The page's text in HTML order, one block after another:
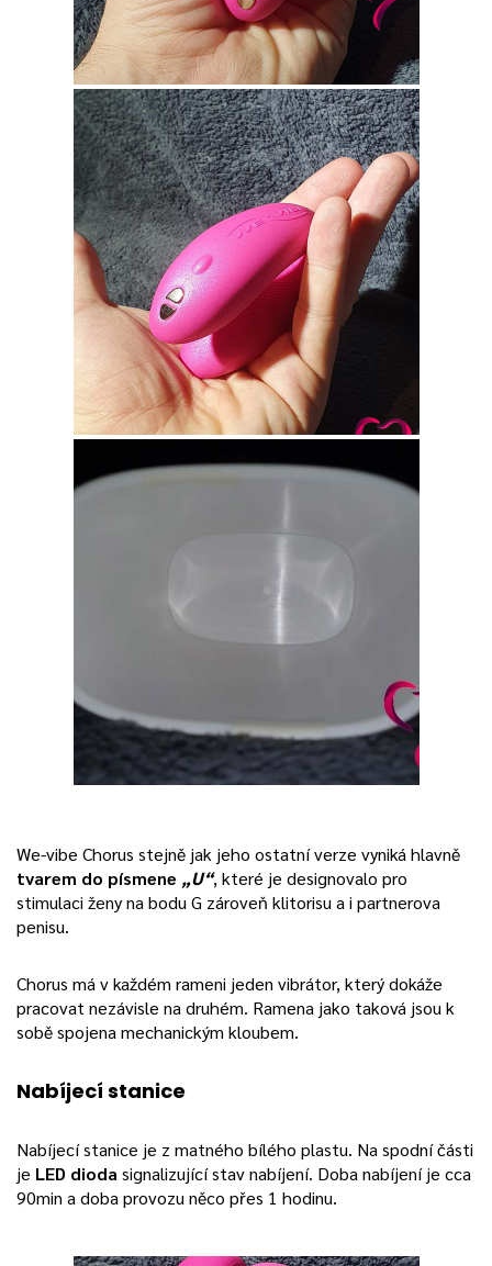
We-vibe Chorus stejně jak jeho ostatní verze vyniká hlavně
tvarem do písmene „U“, které je designovalo pro
stimulaci ženy na bodu G zároveň klitorisu a i partnerova
penisu.
Chorus má v každém rameni jeden vibrátor, který dokáže
pracovat nezávisle na druhém. Ramena jako taková jsou k
sobě spojena mechanickým kloubem.
Nabíjecí stanice
Nabíjecí stanice je z matného bílého plastu. Na spodní části
je LED dioda signalizující stav nabíjení. Doba nabíjení je cca
90min a doba provozu něco přes 1 hodinu.